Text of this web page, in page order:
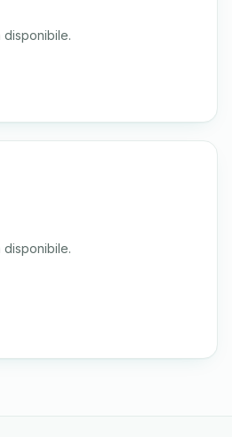
disponibile.
disponibile.